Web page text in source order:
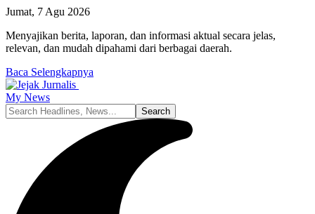
Jumat, 7 Agu 2026
Menyajikan berita, laporan, dan informasi aktual secara jelas,
relevan, dan mudah dipahami dari berbagai daerah.
Baca Selengkapnya
My News